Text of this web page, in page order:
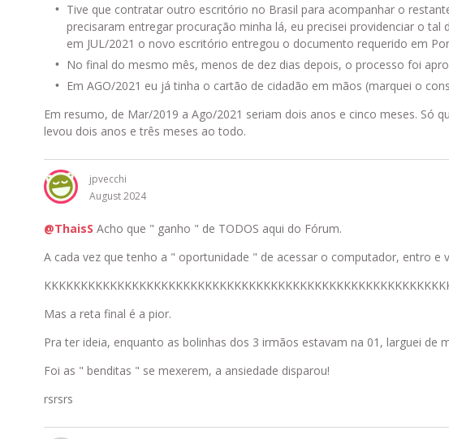
Tive que contratar outro escritório no Brasil para acompanhar o
precisaram entregar procuração minha lá, eu precisei providenciar o
em JUL/2021 o novo escritório entregou o documento requerido em
No final do mesmo mês, menos de dez dias depois, o processo foi
Em AGO/2021 eu já tinha o cartão de cidadão em mãos (marquei o
Em resumo, de Mar/2019 a Ago/2021 seriam dois anos e cinco meses. Só
levou dois anos e três meses ao todo.
jpvecchi
August 2024
@ThaisS Acho que " ganho " de TODOS aqui do Fórum.
A cada vez que tenho a " oportunidade " de acessar o computador, entro e
Mas a reta final é a pior.
Pra ter ideia, enquanto as bolinhas dos 3 irmãos estavam na 01, larguei de
Foi as " benditas " se mexerem, a ansiedade disparou!
rsrsrs